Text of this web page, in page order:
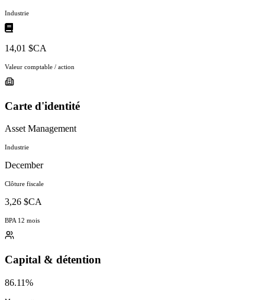
Industrie
14,01 $CA
Valeur comptable / action
Carte d'identité
Asset Management
Industrie
December
Clôture fiscale
3,26 $CA
BPA 12 mois
Capital & détention
86.11%